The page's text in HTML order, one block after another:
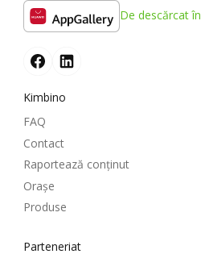
De descărcat în
Kimbino
FAQ
Contact
Raportează conținut
Oraşe
Produse
Parteneriat